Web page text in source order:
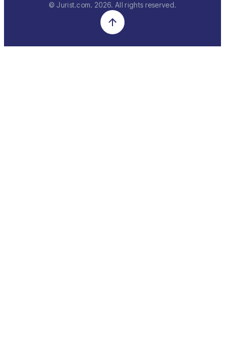
© Jurist.com. 2026. All rights reserved.